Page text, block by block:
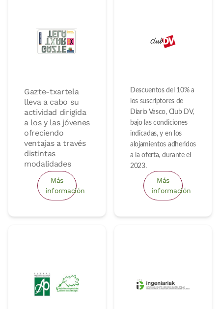
Gazte-txartela
lleva a cabo su
actividad dirigida
a los y las jóvenes
ofreciendo
ventajas a través
distintas
modalidades
Más
información
Descuentos del 10% a
los suscriptores de
Diario Vasco, Club DV,
bajo las condiciones
indicadas, y en los
alojamientos adheridos
a la oferta, durante el
2023.
Más
información